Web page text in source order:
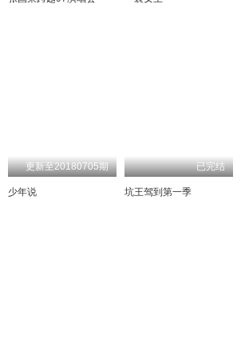
更新至20180705期
少年说
已完结
坑王驾到第一季